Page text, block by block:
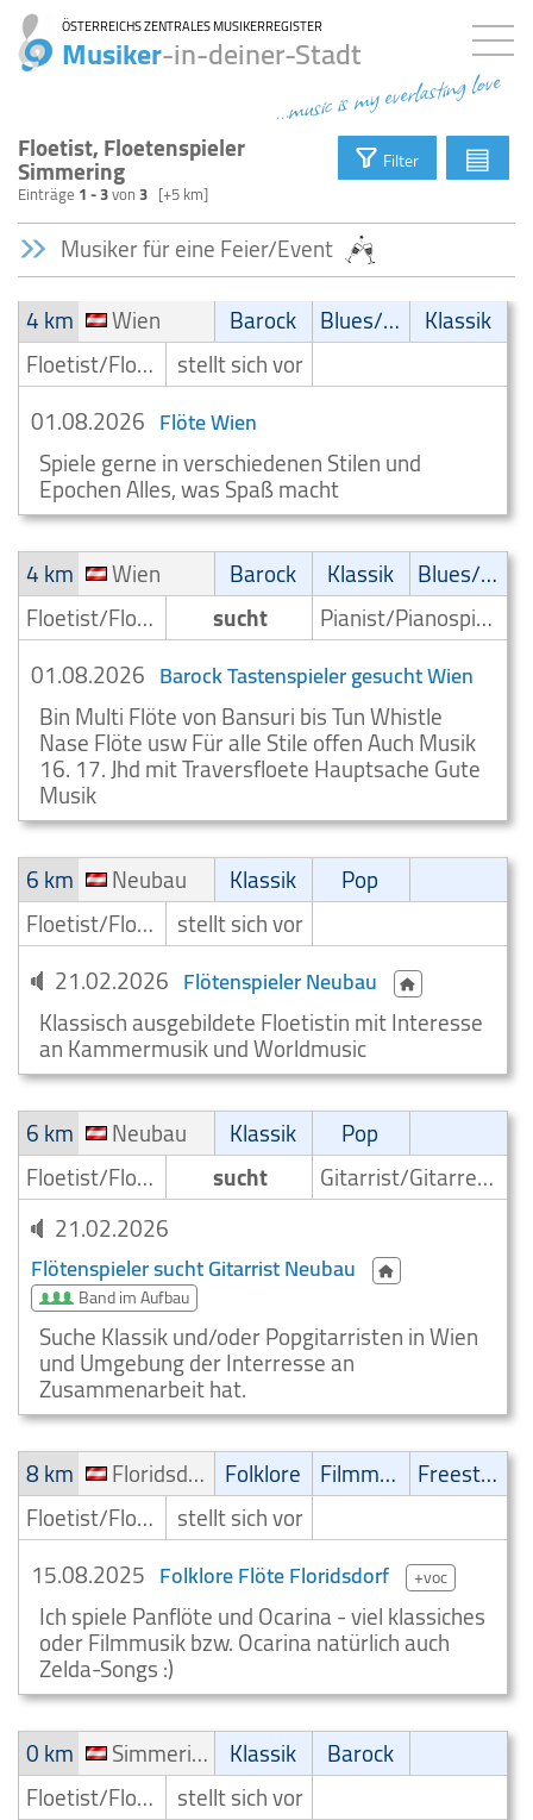
ÖSTERREICHS ZENTRALES MUSIKERREGISTER
Musiker-in-deiner-Stadt
...music is my everlasting love
Floetist, Floetenspieler
Simmering
Einträge 1 - 3von3 [+5 km]
Filter ▤
Musiker für eine Feier/Event
4 km
Wien Barock Blues/Swing
Klassik
Floetist/Floetenspieler
stellt sich vor
01.08.2026 Flöte Wien
Spiele gerne in verschiedenen Stilen und
Epochen Alles, was Spaß macht
4 km
Wien Barock Klassik
Blues/Swing
Floetist/Floetenspieler
sucht
Pianist/Pianospieler
01.08.2026 Barock Tastenspieler gesucht Wien
Bin Multi Flöte von Bansuri bis Tun Whistle
Nase Flöte usw Für alle Stile offen Auch Musik
16. 17. Jhd mit Traversfloete Hauptsache Gute
Musik
6 km
Neubau Klassik
Pop
Floetist/Floetenspieler
stellt sich vor
21.02.2026 Flötenspieler Neubau
Klassisch ausgebildete Floetistin mit Interesse
an Kammermusik und Worldmusic
6 km
Neubau Klassik
Pop
Floetist/Floetenspieler
sucht
Gitarrist/Gitarrenspieler
21.02.2026
Flötenspieler sucht Gitarrist Neubau
Band im Aufbau
Suche Klassik und/oder Popgitarristen in Wien
und Umgebung der Interresse an
Zusammenarbeit hat.
8 km
Floridsdorf Folklore Filmmusik
Freestyle
Floetist/Floetenspieler
stellt sich vor
15.08.2025 Folklore Flöte Floridsdorf +voc
Ich spiele Panflöte und Ocarina - viel klassiches
oder Filmmusik bzw. Ocarina natürlich auch
Zelda-Songs :)
0 km
Simmering Klassik
Barock
Floetist/Floetenspieler
stellt sich vor